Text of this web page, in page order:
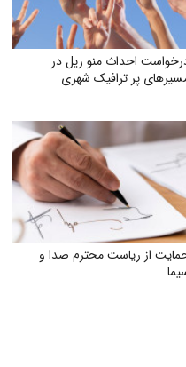
احداث منو ریل در
پر ترافیک شهری
از ریاست محترم صدا و